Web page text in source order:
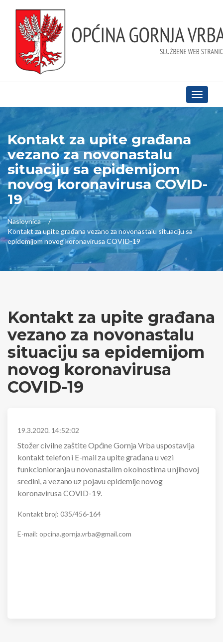
Toggle
Kontakt za upite građana
vezano za novonastalu
situaciju sa epidemijom
novog koronavirusa COVID-
19
Naslovnica
Kontakt za upite građana vezano za novonastalu situaciju sa
epidemijom novog koronavirusa COVID-19
Kontakt za upite građana
vezano za novonastalu
situaciju sa epidemijom
novog koronavirusa
COVID-19
19.3.2020. 14:52:02
Stožer civilne zaštite Općine Gornja Vrba uspostavlja
kontakt telefon i E-mail za upite građana u vezi
funkcionioranja u novonastalim okolnostima u njihovoj
sredini, a vezano uz pojavu epidemije novog
koronavirusa COVID-19.
Kontakt broj: 035/456-164
E-mail: opcina.gornja.vrba@gmail.com